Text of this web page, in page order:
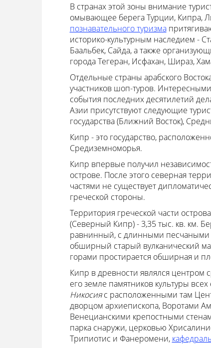
В странах этой зоны внимание
омывающее берега Турции, Кипра,
познавательного туризма
историко-культурным наследием -
Баальбек, Сайда, а также
города Тегеран, Исфахан, Шираз,
Отдельные страны арабского
участников шоп-туров.
события последних десятилетий
Азии присутствуют следующие
государства (Ближний Восток),
Кипр - это государство,
Средиземноморья.
Кипр впервые получил
острове. После этого северная
частями не существует
греческой стороны.
Территория греческой части
(Северный Кипр) - 3,35 тыс. кв. км.
равнинный, с длинными песчаными
обширный старый вулканический
горами простирается обширная и
Кипр в древности являлся центром
его земле памятников культуры
Никосияс расположенными там
дворцом архиепископа, Воротами
Венецианскими крепостными
парка снаружи, церковью
Трипиотис и Фанеромени,